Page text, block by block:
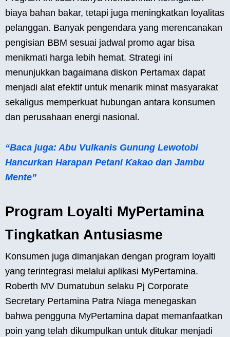
biaya bahan bakar, tetapi juga meningkatkan loyalitas
pelanggan. Banyak pengendara yang merencanakan
pengisian BBM sesuai jadwal promo agar bisa
menikmati harga lebih hemat. Strategi ini
menunjukkan bagaimana diskon Pertamax dapat
menjadi alat efektif untuk menarik minat masyarakat
sekaligus memperkuat hubungan antara konsumen
dan perusahaan energi nasional.
“Baca juga: Abu Vulkanis Gunung Lewotobi
Hancurkan Harapan Petani Kakao dan Jambu
Mente”
Program Loyalti MyPertamina
Tingkatkan Antusiasme
Konsumen juga dimanjakan dengan program loyalti
yang terintegrasi melalui aplikasi MyPertamina.
Roberth MV Dumatubun selaku Pj Corporate
Secretary Pertamina Patra Niaga menegaskan
bahwa pengguna MyPertamina dapat memanfaatkan
poin yang telah dikumpulkan untuk ditukar menjadi